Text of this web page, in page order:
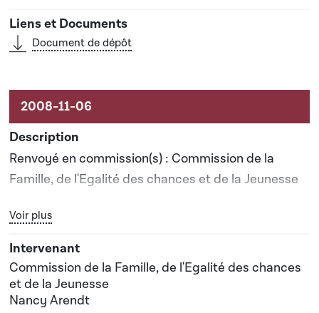
Document de dépôt
Renvoyé en commission(s) : Commission de la
Famille, de l'Egalité des chances et de la Jeunesse
Rapporteur(s) : Madame Nancy Arendt épouse
Kemp
Date prévisionnelle du rapport de commission : 28-
04-2009
Bouton graphique servant à afficher ou cacher tous les
Voir plus
Commission de la Famille, de l'Egalité des chances
et de la Jeunesse
Nancy Arendt